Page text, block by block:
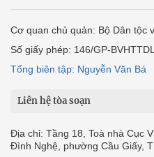
Cơ quan chủ quản: Bộ Dân tộc
Số giấy phép: 146/GP-
Tổng biên tập: Nguyễn Văn Bá
Liên hệ tòa soạn
Địa chỉ: Tầng 18, Toà nhà Cục
Đình Nghệ, phường Cầu Giấy,